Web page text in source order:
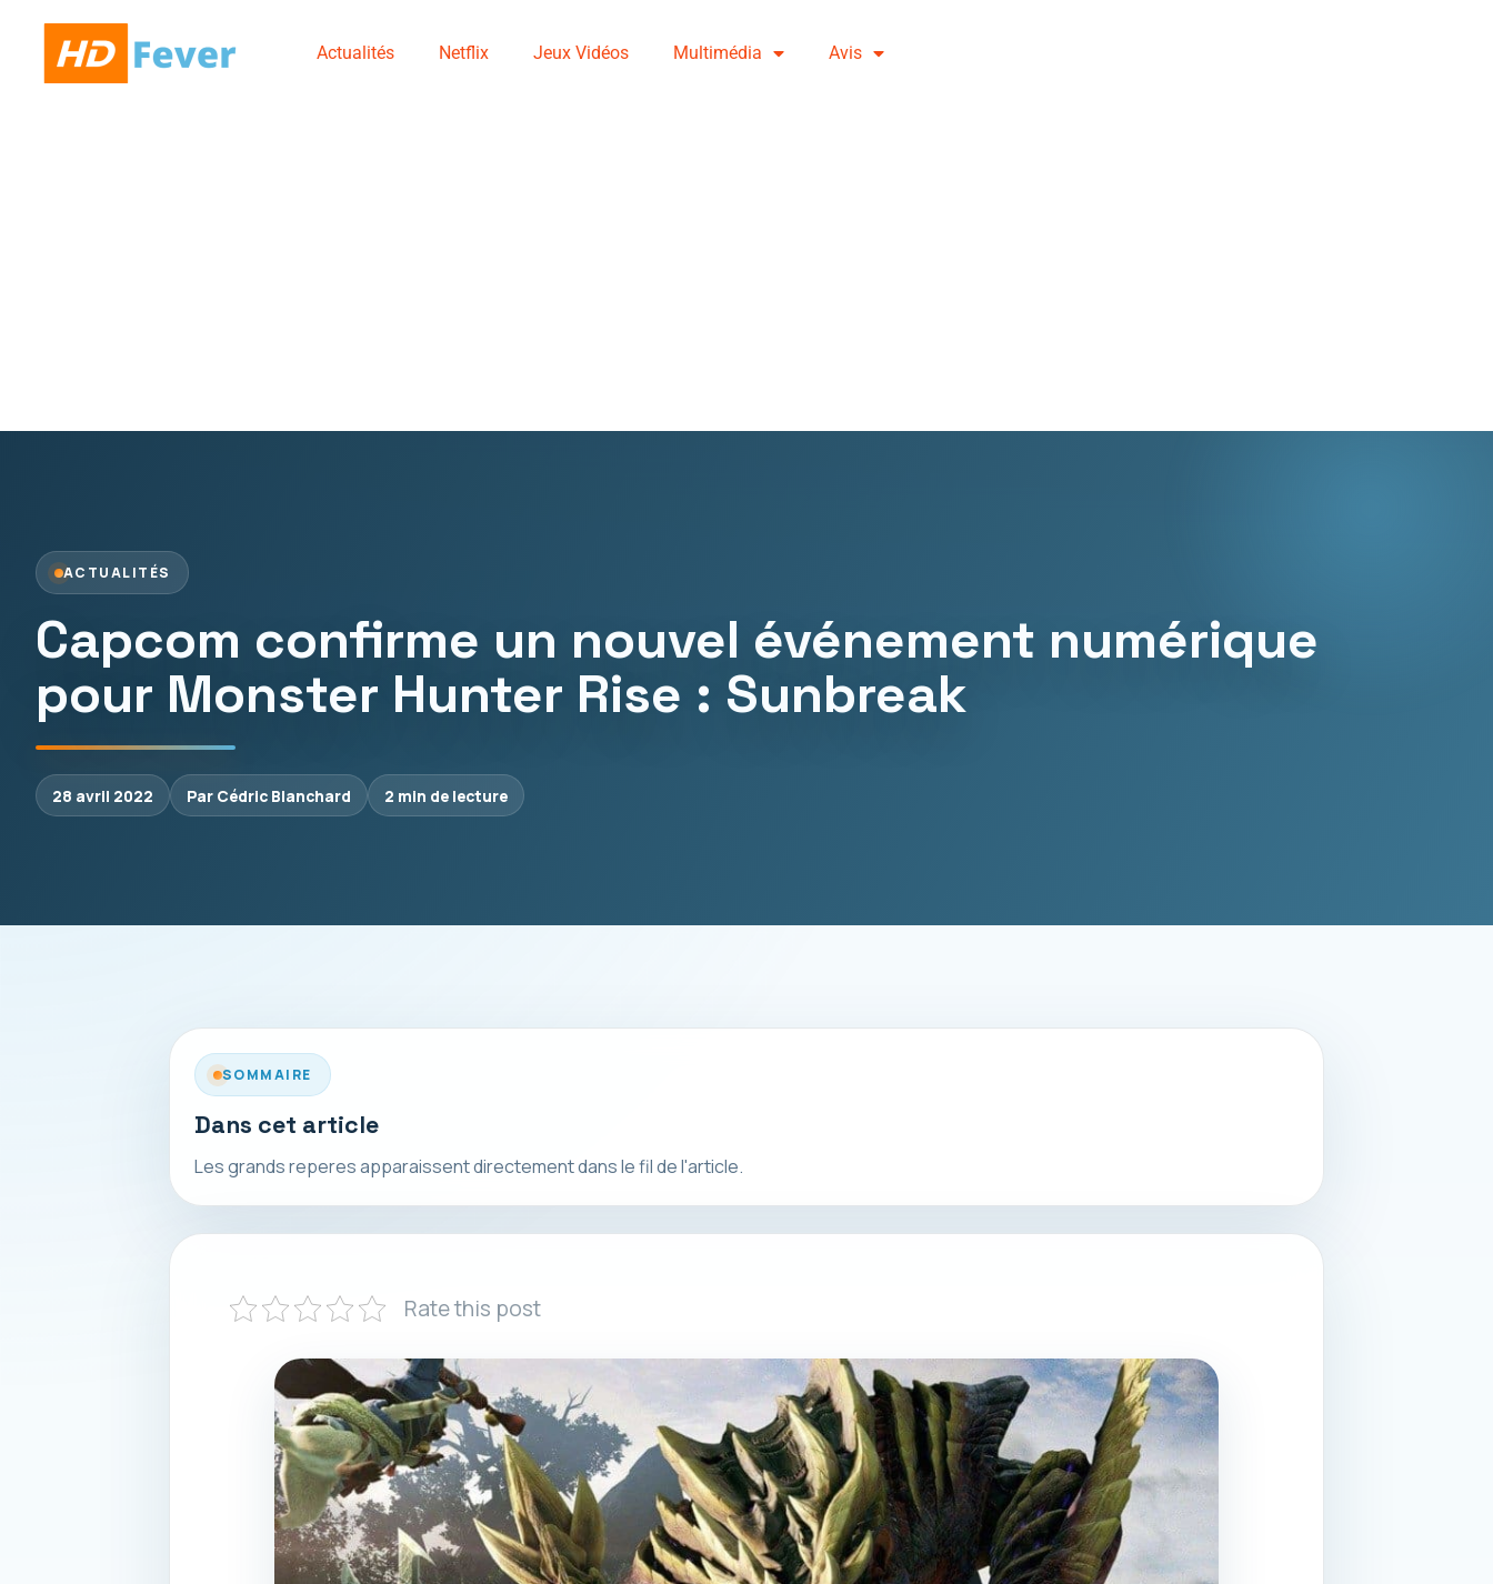
Actualités Netflix Jeux Vidéos Multimédia Avis
ACTUALITÉS
Capcom confirme un nouvel événement numérique
pour Monster Hunter Rise : Sunbreak
28 avril 2022 Par Cédric Blanchard 2 min de lecture
SOMMAIRE
Dans cet article
Les grands reperes apparaissent directement dans le fil de l'article.
Rate this post